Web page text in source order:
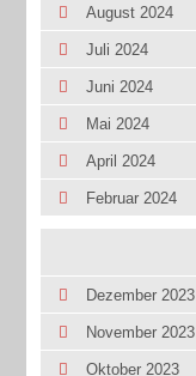
August 2024
Juli 2024
Juni 2024
Mai 2024
April 2024
Februar 2024
Dezember 2023
November 2023
Oktober 2023